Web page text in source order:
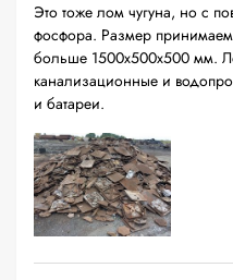
Это тоже лом чугуна, но с
фосфора. Размер
больше 1500х500х500 мм.
канализационные и
и батареи.